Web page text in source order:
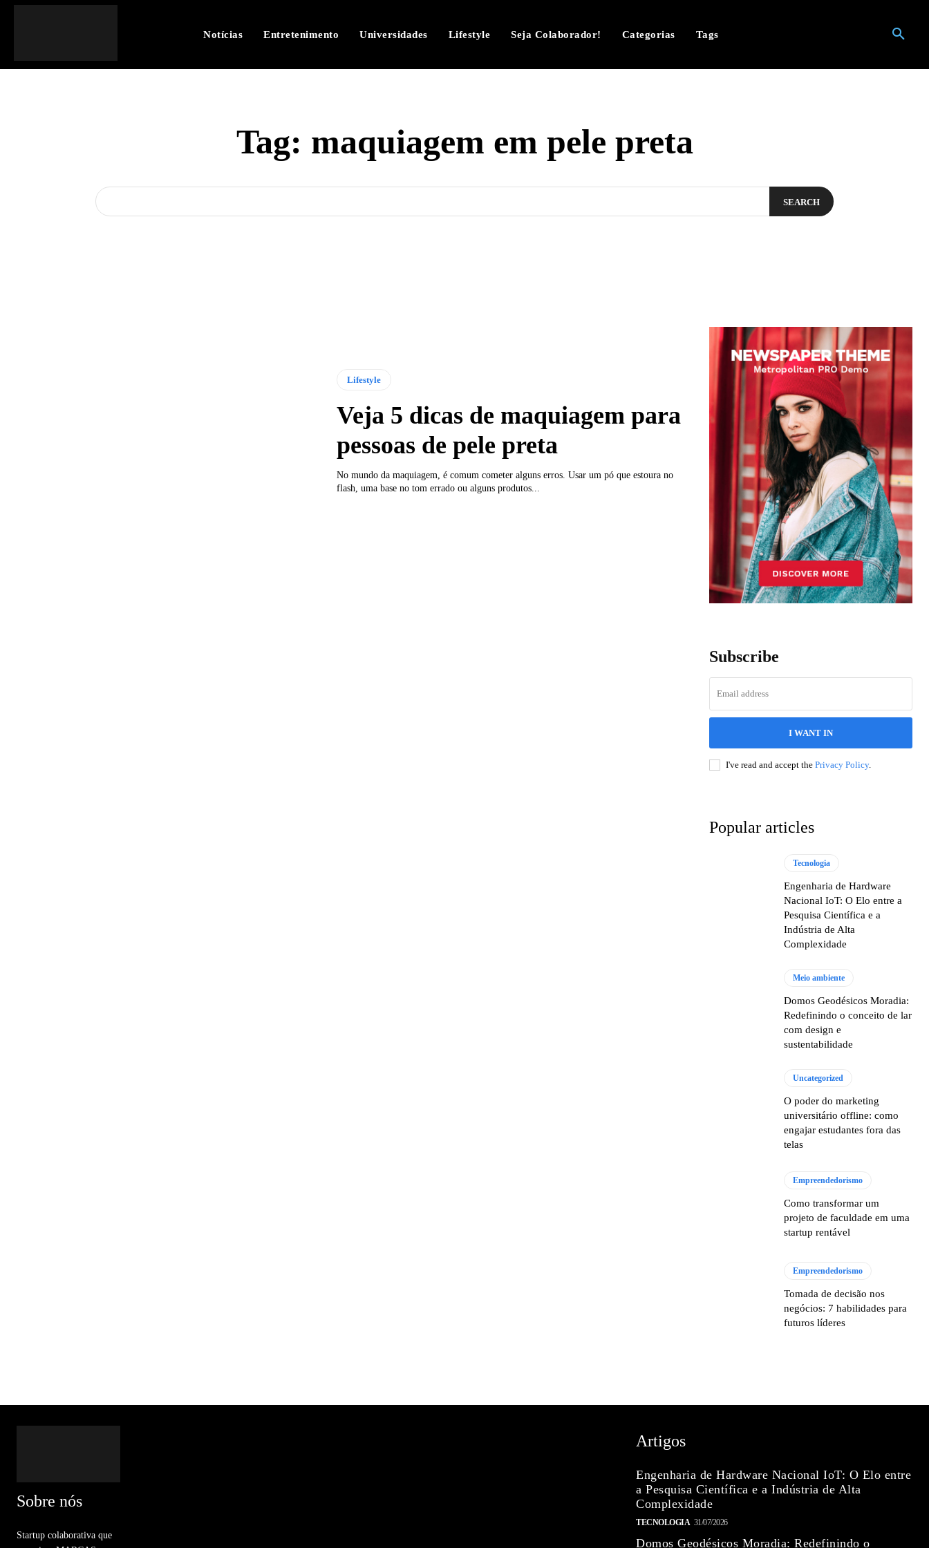
Notícias Entretenimento Universidades Lifestyle Seja Colaborador! Categorias Tags
Tag: maquiagem em pele preta
SEARCH
Lifestyle
Veja 5 dicas de maquiagem para
pessoas de pele preta
No mundo da maquiagem, é comum cometer alguns erros. Usar um pó que estoura no
flash, uma base no tom errado ou alguns produtos...
Subscribe
I WANT IN
I've read and accept the Privacy Policy.
Popular articles
Tecnologia
Engenharia de Hardware
Nacional IoT: O Elo entre a
Pesquisa Científica e a
Indústria de Alta
Complexidade
Meio ambiente
Domos Geodésicos Moradia:
Redefinindo o conceito de lar
com design e
sustentabilidade
Uncategorized
O poder do marketing
universitário offline: como
engajar estudantes fora das
telas
Empreendedorismo
Como transformar um
projeto de faculdade em uma
startup rentável
Empreendedorismo
Tomada de decisão nos
negócios: 7 habilidades para
futuros líderes
Sobre nós
Startup colaborativa que
Artigos
Engenharia de Hardware Nacional IoT: O Elo entre
a Pesquisa Científica e a Indústria de Alta
Complexidade
TECNOLOGIA 31/07/2026
Domos Geodésicos Moradia: Redefinindo o